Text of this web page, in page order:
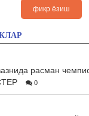
фикр ёзиш
расман
0